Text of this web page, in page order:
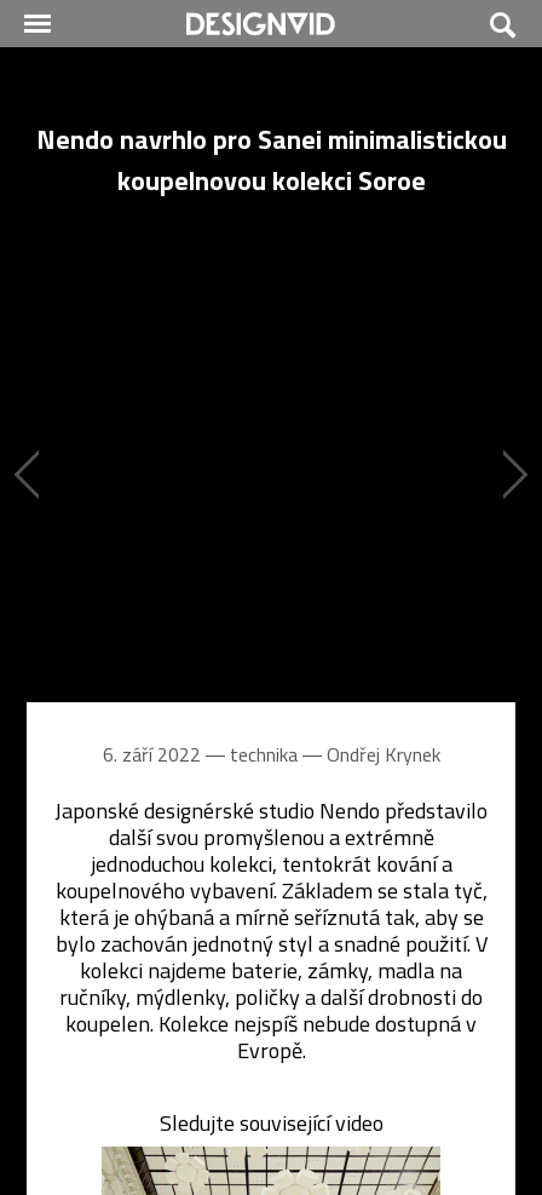
Nendo navrhlo pro Sanei minimalistickou
koupelnovou kolekci Soroe
6. září 2022 ― technika ―Ondřej Krynek
Japonské designérské studio Nendo představilo
další svou promyšlenou a extrémně
jednoduchou kolekci, tentokrát kování a
koupelnového vybavení. Základem se stala tyč,
která je ohýbaná a mírně seříznutá tak, aby se
bylo zachován jednotný styl a snadné použití. V
kolekci najdeme baterie, zámky, madla na
ručníky, mýdlenky, poličky a další drobnosti do
koupelen. Kolekce nejspíš nebude dostupná v
Evropě.
Sledujte související video